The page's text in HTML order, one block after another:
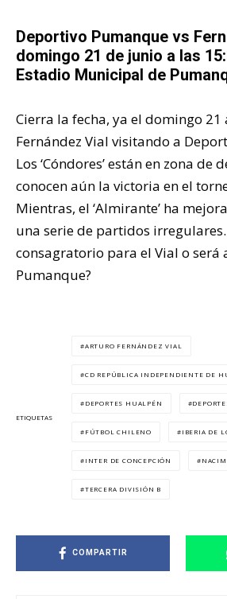
Deportivo Pumanque vs
domingo 21 de junio a las
Estadio Municipal de
Cierra la fecha, ya el domingo 21
Fernández Vial visitando a
Los ‘Cóndores’ están en zona de
conocen aún la victoria en el
Mientras, el ‘Almirante’ ha
una serie de partidos
consagratorio para el Vial o será
Pumanque?
ETIQUETAS
ARTURO FERNÁNDEZ VIAL
CD REPÚBLICA INDEPENDIENTE DE
DEPORTES HUALPÉN
FÚTBOL CHILENO IBERIA DE
INTER DE CONCEPCIÓN
TERCERA DIVISIÓN B
COMPARTIR